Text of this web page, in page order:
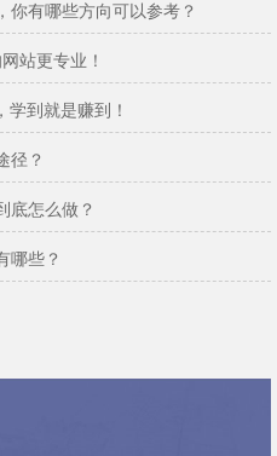
你有哪些方向可以参考？
站更专业！
学到就是赚到！
径？
底怎么做？
哪些？